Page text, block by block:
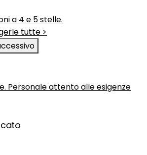
a 4 e 5 stelle.
tutte >
Personale attento alle esigenze